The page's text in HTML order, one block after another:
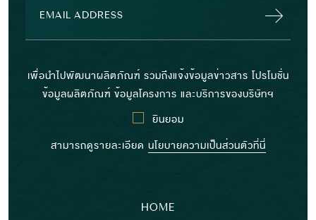
เพื่อนำไปพัฒนาผลิตภัณฑ์ รวมถึงแจ้งข้อมูลข่าวสาร โปรโมชั่น
ข้อมูลผลิตภัณฑ์ ข้อมูลโครงการ และบริการของบริษัทฯ
ยินยอม
สามารถดูรายละเอียด นโยบายความเป็นส่วนตัวที่นี่
HOME